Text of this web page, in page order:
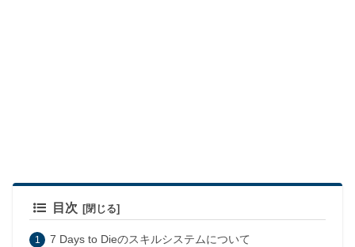
目次
7 Days to Dieのスキルシステムについて